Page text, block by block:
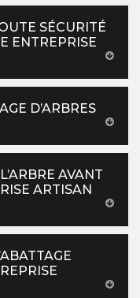
SÉCURITÉ
ENTREPRISE
D’ARBRES
AVANT
ARTISAN